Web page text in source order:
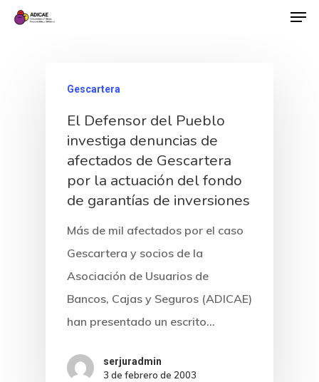
Gescartera
El Defensor del Pueblo
investiga denuncias de
afectados de Gescartera
por la actuación del fondo
de garantías de inversiones
Más de mil afectados por el caso
Gescartera y socios de la
Asociación de Usuarios de
Bancos, Cajas y Seguros (ADICAE)
han presentado un escrito…
serjuradmin
3 de febrero de 2003